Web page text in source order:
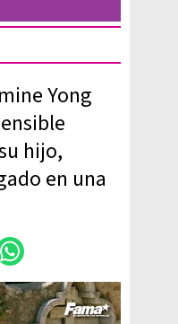
Yong
hijo,
en una